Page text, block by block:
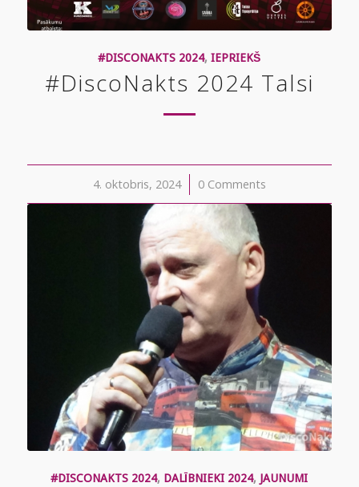
#DISCONAKTS 2024,IEPRIEKŠ
#DiscoNakts 2024 Talsi
4. oktobris, 2024
/ 0 Comments
#DISCONAKTS 2024, DALĪBNIEKI 2024, JAUNUMI